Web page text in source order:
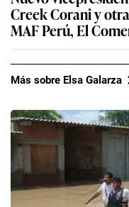
Creek Corani y
MAF Perú, El
Más sobre Elsa Galarza